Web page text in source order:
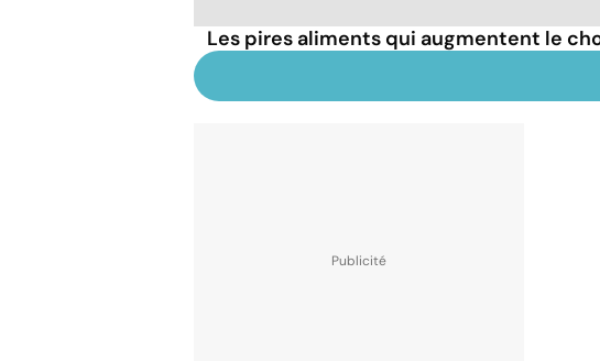
Les pires aliments qui augmentent le